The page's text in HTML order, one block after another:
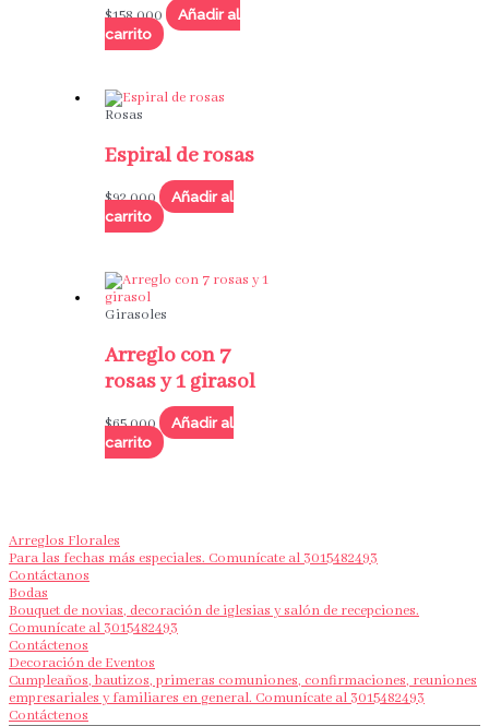
$158,000
Añadir al
carrito
Rosas
Espiral de rosas
$92,000
Añadir al
carrito
Girasoles
Arreglo con 7
rosas y 1 girasol
$65,000
Añadir al
carrito
Arreglos Florales
Para las fechas más especiales. Comunícate al 3015482493
Contáctanos
Bodas
Bouquet de novias, decoración de iglesias y salón de recepciones.
Comunícate al 3015482493
Contáctenos
Decoración de Eventos
Cumpleaños, bautizos, primeras comuniones, confirmaciones, reuniones
empresariales y familiares en general. Comunícate al 3015482493
Contáctenos